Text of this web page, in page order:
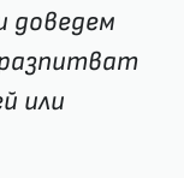
доведем
или